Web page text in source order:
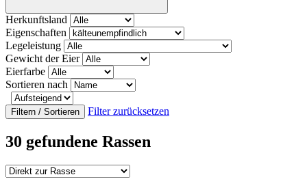
Herkunftsland
Eigenschaften
Legeleistung
Gewicht der Eier
Eierfarbe
Sortieren nach
Filtern / Sortieren Filter zurücksetzen
30 gefundene Rassen